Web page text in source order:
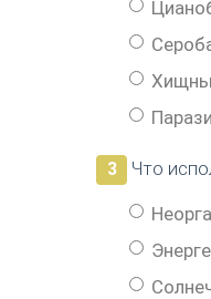
3 Что